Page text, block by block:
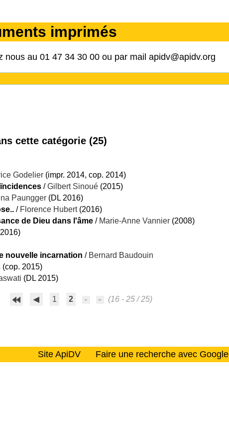
imprimés
nous au 01 47 34 30 00 ou par mail apidv@apidv.org
cette catégorie (25)
Godelier (impr. 2014, cop. 2014)
/Gilbert Sinoué (2015)
Paungger (DL 2016)
/ Florence Hubert(2016)
de Dieu dans l'âme / Marie-Anne Vannier (2008)
nouvelle incarnation / Bernard Baudouin
(cop. 2015)
(DL 2015)
1 2 (16 - 25 / 25)
Site ApiDV Faire une recherche avec Google